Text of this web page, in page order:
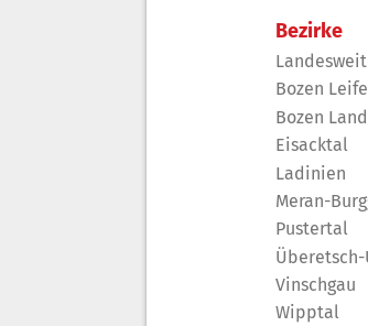
Bezirke
Landesweit
Bozen
Bozen Land
Eisacktal
Ladinien
Meran-
Pustertal
Vinschgau
Wipptal